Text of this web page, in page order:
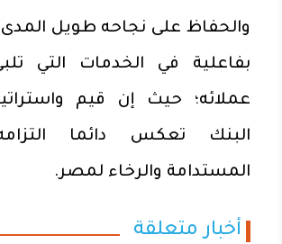
والحفاظ على نجاحه طويل
بفاعلية في الخدمات التي
عملائه؛ حيث إن قيم
البنك تعكس دائما
المستدامة والرخاء لمصر.
أخبار متعلقة